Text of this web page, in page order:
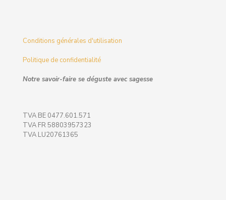
Conditions générales d'utilisation
Politique de confidentialité
Notre savoir-faire se déguste avec sagesse
TVA BE 0477.601.571
TVA FR 58803957323
TVA LU20761365